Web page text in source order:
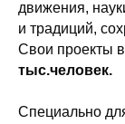
движения,
и традиций,
Свои проекты в
тыс.человек.
Специально